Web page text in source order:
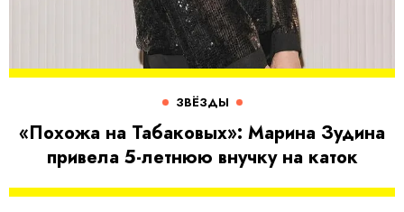
ЗВЁЗДЫ
«Похожа на Табаковых»: Марина Зудина
привела 5-летнюю внучку на каток